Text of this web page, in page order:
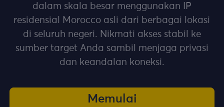
dalam skala besar menggunakan IP
residensial Morocco asli dari berbagai lokasi
di seluruh negeri. Nikmati akses stabil ke
sumber target Anda sambil menjaga privasi
dan keandalan koneksi.
Memulai